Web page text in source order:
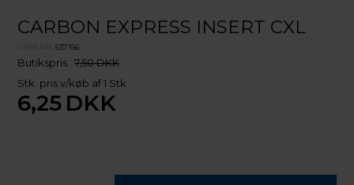
CARBON EXPRESS INSERT CXL
VARENR.537156
Butikspris 7,50 DKK
Stk. pris v/køb af 1 Stk
6,25 DKK